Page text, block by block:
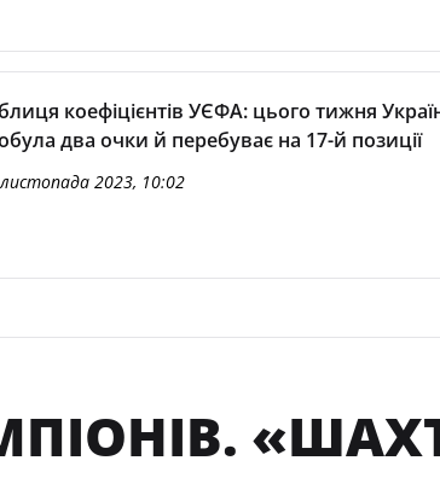
коефіцієнтів УЄФА: цього тижня
два очки й перебуває на 17-й позиції
2023, 10:02